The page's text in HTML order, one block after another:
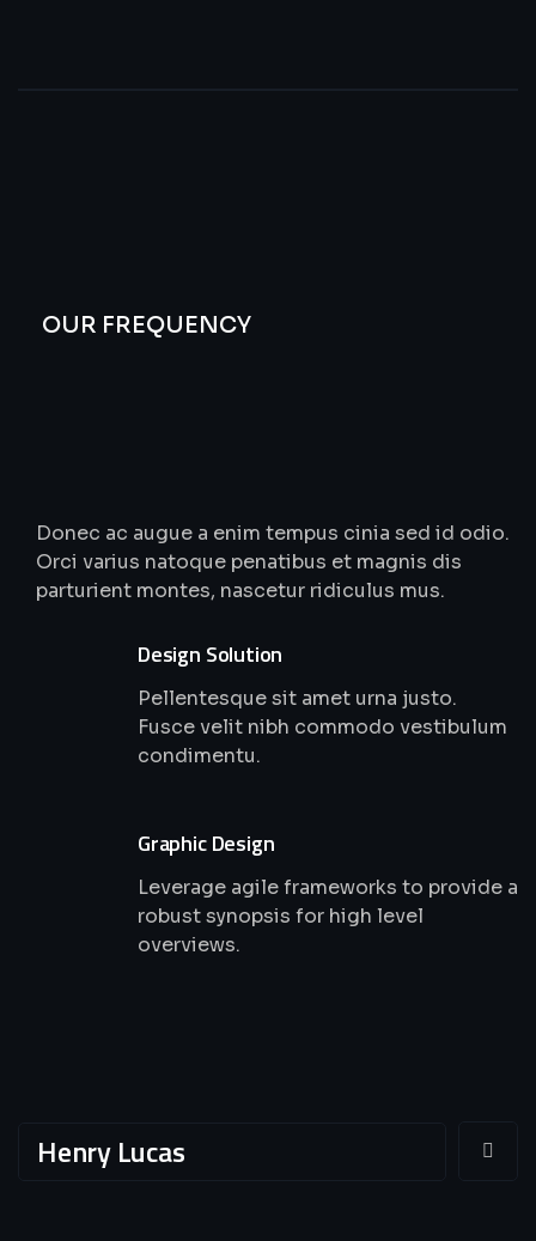
OUR FREQUENCY
Digital
agency
Donec ac augue a enim tempus cinia sed id odio.
Orci varius natoque penatibus et magnis dis
parturient montes, nascetur ridiculus mus.
Design Solution
Pellentesque sit amet urna justo.
Fusce velit nibh commodo vestibulum
condimentu.
Graphic Design
Leverage agile frameworks to provide a
robust synopsis for high level
overviews.
Henry Lucas